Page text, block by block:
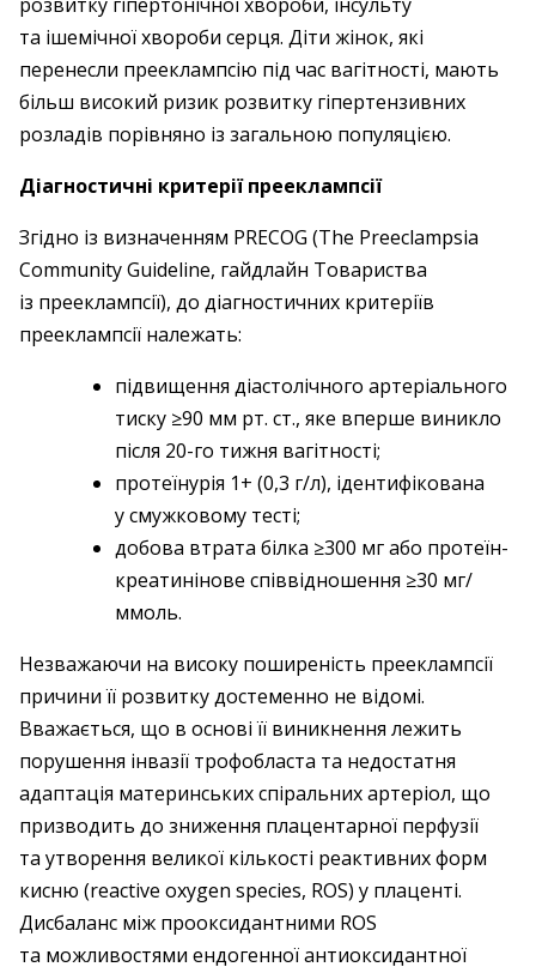
та ішемічної хвороби серця. Діти жінок, які
перенесли прееклампсію під час вагітності, мають
більш високий ризик розвитку гіпертензивних
розладів порівняно із загальною популяцією.
Діагностичні критерії прееклампсії
Згідно із визначенням PRECOG (The Preeclampsia
Community Guideline, гайдлайн Товариства
із прееклампсії), до діагностичних критеріїв
прееклампсії належать:
підвищення діастолічного артеріального
тиску ≥90 мм рт. ст., яке вперше виникло
після 20-го тижня вагітності;
протеїнурія 1+ (0,3 г/л), ідентифікована
у смужковому тесті;
добова втрата білка ≥300 мг або протеїн-
креатинінове співвідношення ≥30 мг/
ммоль.
Незважаючи на високу поширеність прееклампсії
причини її розвитку достеменно не відомі.
Вважається, що в основі її виникнення лежить
порушення інвазії трофобласта та недостатня
адаптація материнських спіральних артеріол, що
призводить до зниження плацентарної перфузії
та утворення великої кількості реактивних форм
кисню (reactive oxygen species, ROS) у плаценті.
Дисбаланс між прооксидантними ROS
та можливостями ендогенної антиоксидантної